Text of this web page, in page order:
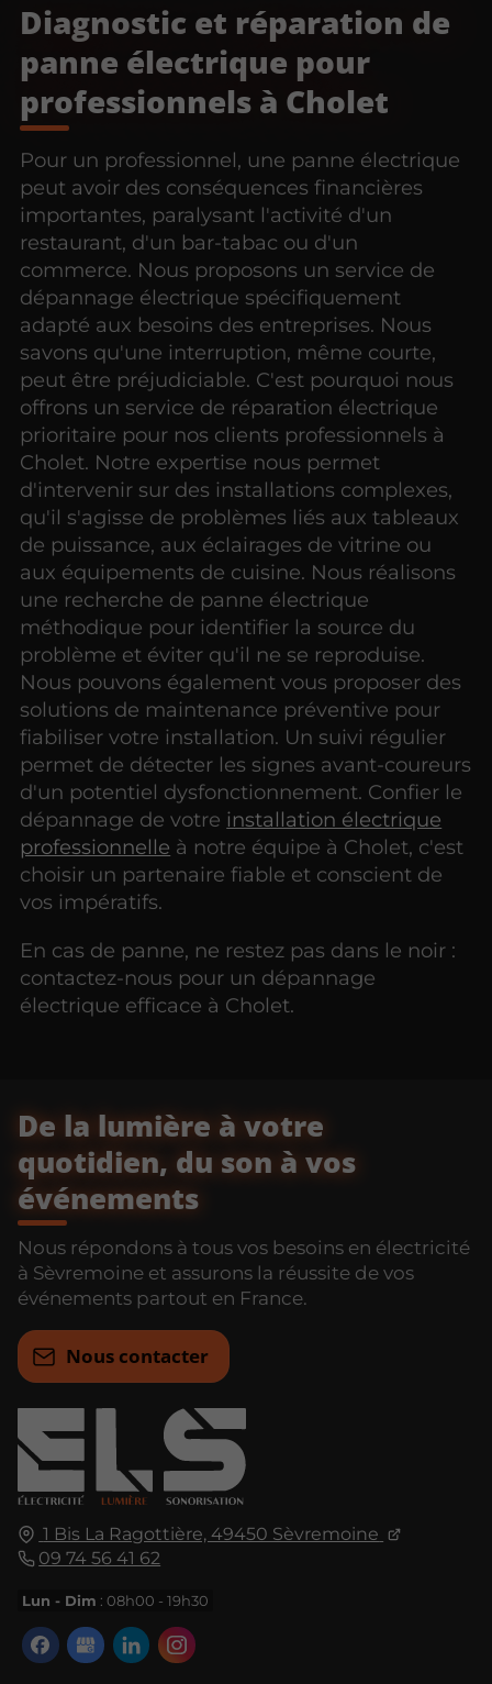
Diagnostic et réparation de
panne électrique pour
professionnels à Cholet
Pour un professionnel, une panne électrique
peut avoir des conséquences financières
importantes, paralysant l'activité d'un
restaurant, d'un bar-tabac ou d'un
commerce. Nous proposons un service de
dépannage électrique spécifiquement
adapté aux besoins des entreprises. Nous
savons qu'une interruption, même courte,
peut être préjudiciable. C'est pourquoi nous
offrons un service de réparation électrique
prioritaire pour nos clients professionnels à
Cholet. Notre expertise nous permet
d'intervenir sur des installations complexes,
qu'il s'agisse de problèmes liés aux tableaux
de puissance, aux éclairages de vitrine ou
aux équipements de cuisine. Nous réalisons
une recherche de panne électrique
méthodique pour identifier la source du
problème et éviter qu'il ne se reproduise.
Nous pouvons également vous proposer des
solutions de maintenance préventive pour
fiabiliser votre installation. Un suivi régulier
permet de détecter les signes avant-coureurs
d'un potentiel dysfonctionnement. Confier le
dépannage de votre installation électrique
professionnelle à notre équipe à Cholet, c'est
choisir un partenaire fiable et conscient de
vos impératifs.
En cas de panne, ne restez pas dans le noir :
contactez-nous pour un dépannage
électrique efficace à Cholet.
1 Bis La Ragottière, 49450 Sèvremoine
09 74 56 41 62
Lun - Dim : 08h00 - 19h30
De la lumière à votre
quotidien, du son à vos
événements
Nous répondons à tous vos besoins en électricité
à Sèvremoine et assurons la réussite de vos
événements partout en France.
Nous contacter